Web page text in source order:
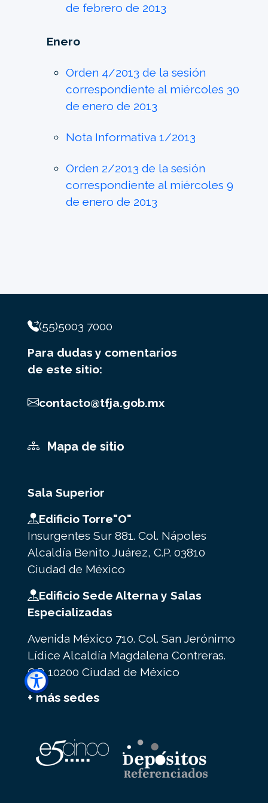
de febrero de 2013
Enero
Orden 4/2013 de la sesión
correspondiente al miércoles 30
de enero de 2013
Nota Informativa 1/2013
Orden 2/2013 de la sesión
correspondiente al miércoles 9
de enero de 2013
(55)5003 7000
Para dudas y comentarios
de este sitio:
contacto@tfja.gob.mx
Mapa de sitio
Sala Superior
Edificio Torre"O"
Insurgentes Sur 881. Col. Nápoles
Alcaldía Benito Juárez, C.P. 03810
Ciudad de México
Edificio Sede Alterna y Salas
Especializadas
Avenida México 710. Col. San Jerónimo
Lídice Alcaldía Magdalena Contreras.
C.P. 10200 Ciudad de México
+ más sedes